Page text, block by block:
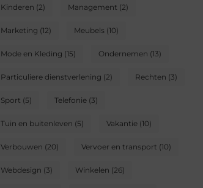
Kinderen (2) Management (2)
Marketing (12) Meubels (10)
Mode en Kleding (15) Ondernemen (13)
Particuliere dienstverlening (2) Rechten (3)
Sport (5) Telefonie (3)
Tuin en buitenleven (5) Vakantie (10)
Verbouwen (20) Vervoer en transport (10)
Webdesign (3) Winkelen (26)